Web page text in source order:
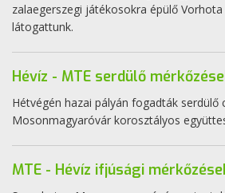
zalaegerszegi játékosokra épülő
látogattunk.
Hévíz - MTE serdülő
Hétvégén hazai pályán fogadták serdülő
Mosonmagyaróvár korosztályos
MTE - Hévíz ifjúsági